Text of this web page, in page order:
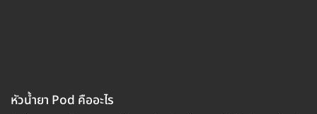
หัวน้ำยา Pod คืออะไร